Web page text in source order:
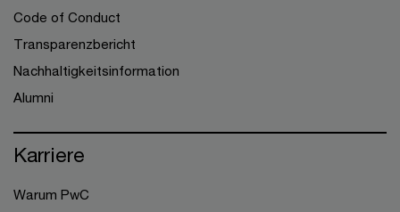
Code of Conduct
Transparenzbericht
Nachhaltigkeitsinformation
Alumni
Karriere
Warum PwC